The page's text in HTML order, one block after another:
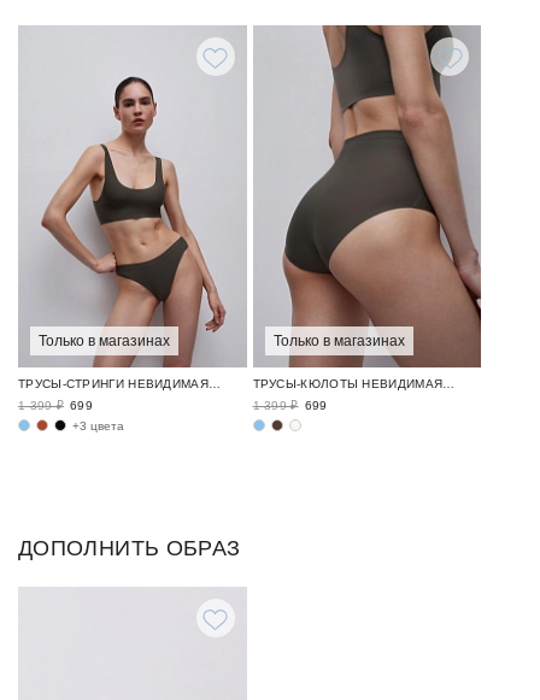
Только в магазинах
ТРУСЫ-СТРИНГИ НЕВИДИМАЯ БАЗА / INVISIBLE
1 399 ₽ 699
+3 цвета
Только в магазинах
ТРУСЫ-КЮЛОТЫ НЕВИДИМАЯ БАЗА / INVISIBLE
1 399 ₽ 699
ДОПОЛНИТЬ ОБРАЗ